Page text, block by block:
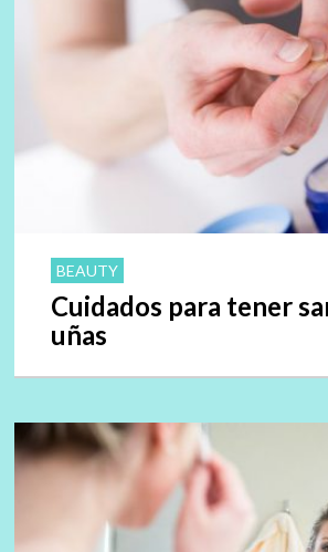
BEAUTY
Cuidados para tener
uñas